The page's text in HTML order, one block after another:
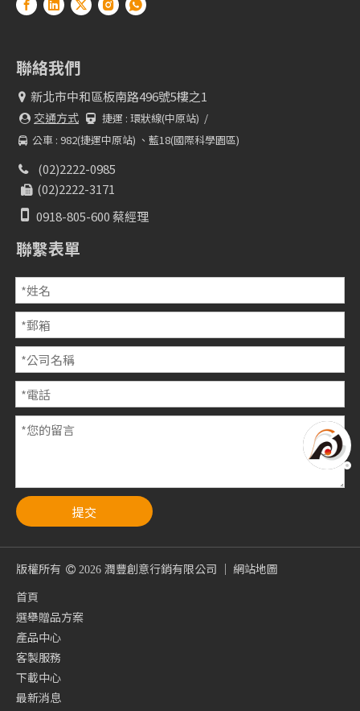
聯絡我們
 新北市中和區板南路496號5樓之1
 交通方式  捷運 : 環狀線(中原站) /
 公車 : 982(捷運中原站) 、藍18(國際科學園區)
 (02)2222-0985
(02)2222-3171
 0918-805-600 蔡經理
聯繫表單
提交
版權所有  2026 潤豐創意行銷有限公司 ｜ 網站地圖
首頁
選舉贈品方案
產品中心
客製服務
下載中心
最新消息